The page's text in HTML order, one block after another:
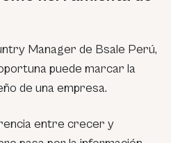
Manager de Bsale Perú,
puede marcar la
de una empresa.
entre crecer y